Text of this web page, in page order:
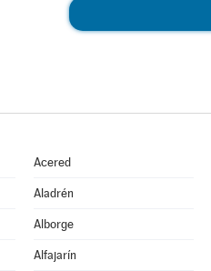
Acered
Aladrén
Alborge
Alfajarín